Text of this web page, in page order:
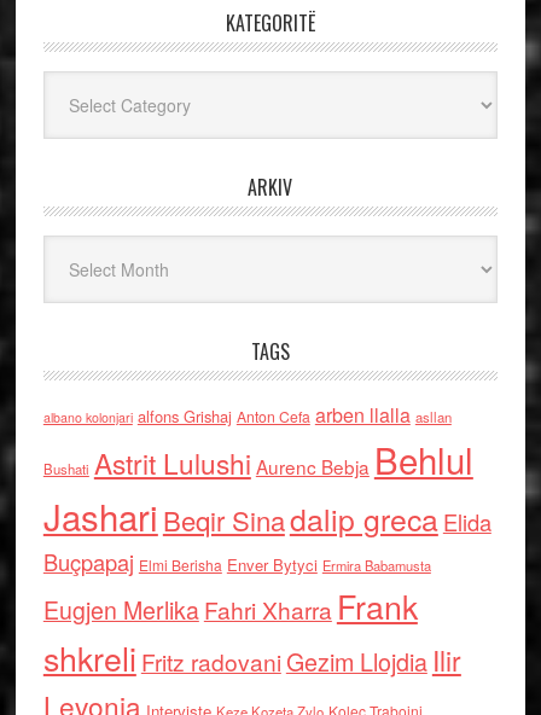
KATEGORITË
ARKIV
TAGS
albano kolonjari alfons Grishaj Anton Cefa arben llalla asllan
Bushati Astrit Lulushi Aurenc Bebja Behlul
Jashari Beqir Sinadalip grecaElida
Buçpapaj Elmi Berisha Enver Bytyci Ermira Babamusta
Eugjen MerlikaFahri Xharra Frank
shkreli Fritz radovaniGezim Llojdia Ilir
Levonja
Kolec Traboini